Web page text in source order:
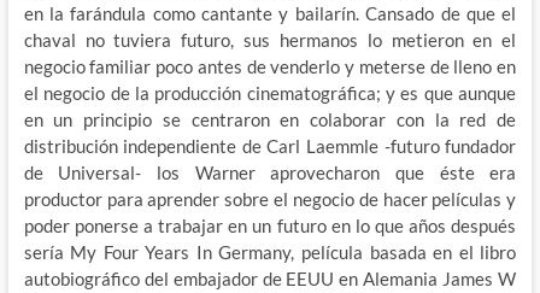
en la farándula como cantante y bailarín. Cansado de que el
chaval no tuviera futuro, sus hermanos lo metieron en el
negocio familiar poco antes de venderlo y meterse de lleno en
el negocio de la producción cinematográfica; y es que aunque
en un principio se centraron en colaborar con la red de
distribución independiente de Carl Laemmle -futuro fundador
de Universal- los Warner aprovecharon que éste era
productor para aprender sobre el negocio de hacer películas y
poder ponerse a trabajar en un futuro en lo que años después
sería My Four Years In Germany, película basada en el libro
autobiográfico del embajador de EEUU en Alemania James W